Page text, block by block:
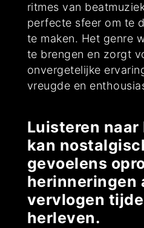
ritmes van
perfecte sfeer om te
te maken. Het genre
te brengen en zorgt
onvergetelijke
vreugde en
Luisteren
kan
gevoelens
herinneringen
vervlogen
herleven.